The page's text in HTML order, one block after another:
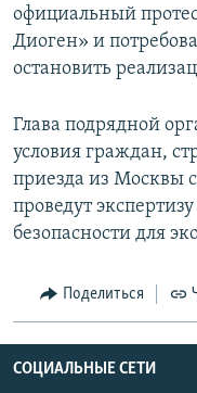
официальный
Диоген» и
остановить
Глава подрядной
условия граждан,
приезда из Москвы
проведут
безопасности для
Поделиться
СОЦИАЛЬНЫЕ СЕТИ